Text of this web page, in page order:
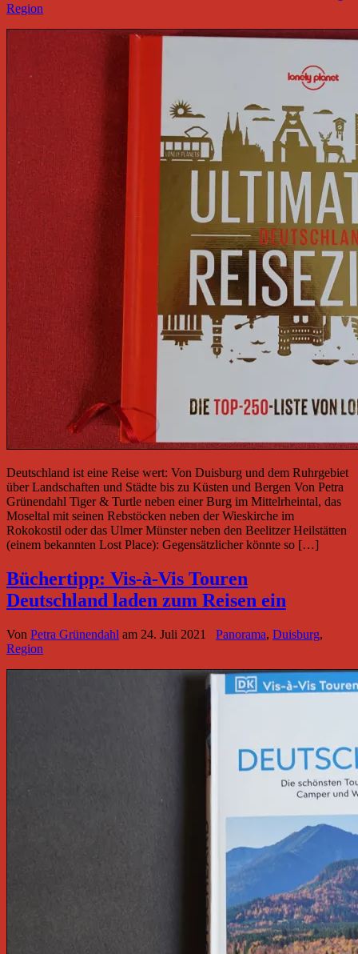
Region
Deutschland ist eine Reise wert: Von Duisburg und dem Ruhrgebiet
über Landschaften und Städte bis zu Küsten und Bergen Von Petra
Grünendahl Tiger & Turtle neben einer Burg im Mittelrheintal, das
Moseltal mit seinen Rebstöcken neben der Wieskirche im
Rokokostil oder das Ulmer Münster neben den Beelitzer Heilstätten
(einem bekannten Lost Place): Gegensätzlicher könnte so […]
Büchertipp: Vis-à-Vis Touren
Deutschland laden zum Reisen ein
Von Petra Grünendahl am 24. Juli 2021 Panorama, Duisburg,
Region